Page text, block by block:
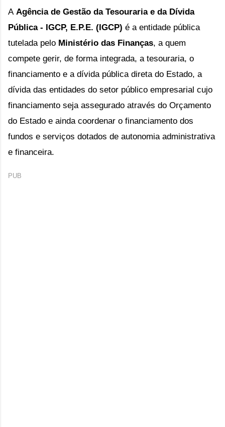
A Agência de Gestão da Tesouraria e da Dívida
Pública - IGCP, E.P.E. (IGCP) é a entidade pública
tutelada pelo Ministério das Finanças, a quem
compete gerir, de forma integrada, a tesouraria, o
financiamento e a dívida pública direta do Estado, a
dívida das entidades do setor público empresarial cujo
financiamento seja assegurado através do Orçamento
do Estado e ainda coordenar o financiamento dos
fundos e serviços dotados de autonomia administrativa
e financeira.
PUB